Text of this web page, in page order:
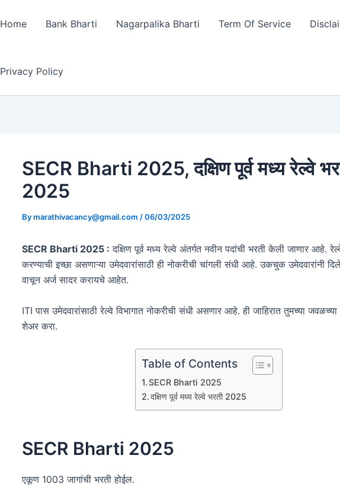
Home Bank Bharti Nagarpalika Bharti Term Of Service
Privacy Policy
SECR Bharti 2025, दक्षिण पूर्व मध्य रेल्वे
2025
Bymarathivacancy@gmail.com /06/03/2025
SECR Bharti 2025 : दक्षिण पूर्व मध्य रेल्वे अंतर्गत नवीन पदांची भरती केली जाणार आहे.
करण्याची इच्छा असणाऱ्या उमेदवारांसाठी ही नोकरीची चांगली संधी आहे. उकचुक उमेदवारांनी
वाचून अर्ज सादर करायचे आहेत.
ITI पास उमेदवारांसाठी रेल्वे विभागात नोकरीची संधी असणार आहे. ही जाहिरात तुमच्या जवळच्या
शेअर करा.
Table of Contents
SECR Bharti 2025
दक्षिण पूर्व मध्य रेल्वे भरती 2025
SECR Bharti 2025
एकूण 1003 जागांची भरती होईल.